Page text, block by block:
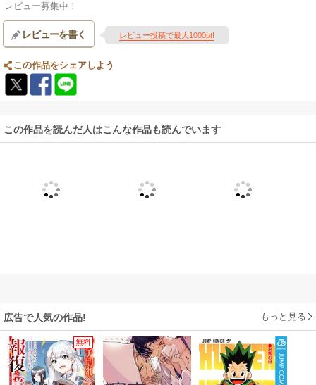
レビュー募集中！
レビューを書く レビュー投稿で最大1000pt!
この作品をシェアしよう
この作品を読んだ人はこんな作品も読んでいます
広告で人気の作品! もっと見る
無料